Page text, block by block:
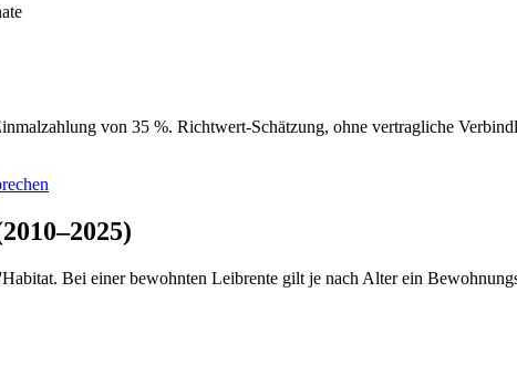
von 35 %. Richtwert-Schätzung, ohne vertragliche
Bei einer bewohnten Leibrente gilt je nach Alter ein